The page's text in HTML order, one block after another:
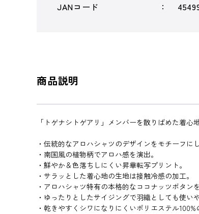
JANコード
商品説明
「トゲナシトゲアリ」メンバーを散りばめた着心
・伝統的なアロハシャツのデザインをモチーフに
・南国風の植物柄でアロハ感を演出。
・鮮やか＆色落ちしにくい昇華転写プリント。
・サラッとした着心地の生地は接触冷感の加工。
・アロハシャツ特有の本格的なココナッツボタン
・ゆったりとしたサイジングで羽織としても使い
・乾きやすくシワになりにくいポリエステル